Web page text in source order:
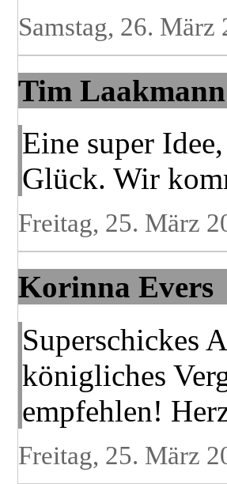
Samstag, 26. März
Tim Laakmann
Eine super
Glück. Wir
Freitag, 25. März
Korinna Evers
Superschickes
königliches
empfehlen!
Freitag, 25. März